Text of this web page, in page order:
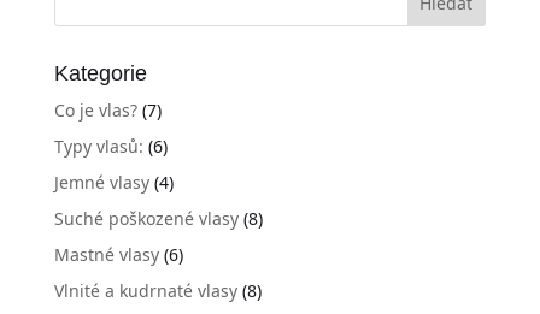
Kategorie
Co je vlas?(7)
Typy vlasů: (6)
Jemné vlasy(4)
Suché poškozené vlasy(8)
Mastné vlasy(6)
Vlnité a kudrnaté vlasy(8)